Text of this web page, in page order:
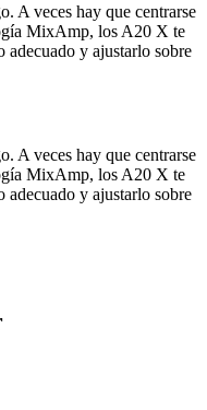
A veces hay que centrarse
MixAmp, los A20 X te
y ajustarlo sobre
A veces hay que centrarse
MixAmp, los A20 X te
y ajustarlo sobre